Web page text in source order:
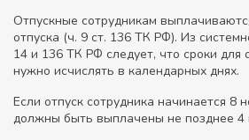
Отпускные сотрудникам
отпуска (ч. 9 ст. 136 ТК РФ). Из
14 и 136 ТК РФ следует, что сроки для
нужно исчислять в календарных днях.
Если отпуск сотрудника начинается 8
должны быть выплачены не позднее 4